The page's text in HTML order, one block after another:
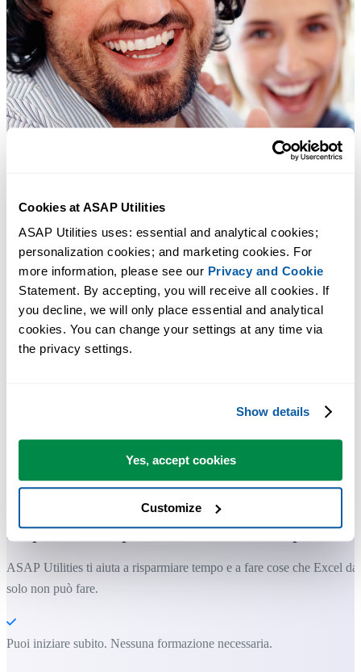
Cookies at ASAP Utilities
ASAP Utilities uses: essential and analytical cookies;
personalization cookies; and marketing cookies. For
more information, please see our Privacy and Cookie
Statement. By accepting, you will receive all cookies. If
you decline, we will only place essential and analytical
cookies. You can change your settings at any time via
the privacy settings.
Show details
Yes, accept cookies
Customize
Strumenti pratici che molti utenti di Excel vorrebbero integrati in
Excel.
Risparmia tempo in Excel. Così semplice.
ASAP Utilities ti aiuta a risparmiare tempo e a fare cose che Excel da
solo non può fare.
Puoi iniziare subito. Nessuna formazione necessaria.